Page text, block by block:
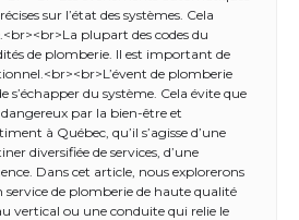
sur l’état des systèmes. Cela
plupart des codes du
de plomberie. Il est important de
de plomberie
du système. Cela évite que
par la bien-être et
à Québec, qu’il s’agisse d’une
diversifiée de services, d’une
Dans cet article, nous explorerons
de plomberie de haute qualité
vertical ou une conduite qui relie le